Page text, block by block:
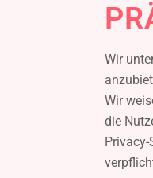
Wir
Wir
die